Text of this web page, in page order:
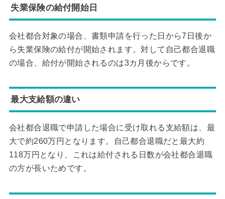
失業保険の給付開始日
会社都合対象の場合、書類申請を行った日から7日後か
ら失業保険の給付が開始されます。対して自己都合退職
の場合、給付が開始されるのは3カ月後からです。
最大支給額の違い
会社都合退職で申請した場合に受け取れる支給額は、最
大で約260万円となります。自己都合退職だと最大約
118万円となり、これは給付される日数が会社都合退職
の方が長いためです。